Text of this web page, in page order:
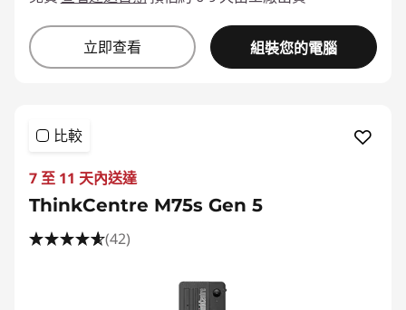
立即查看 組裝您的電腦
比較
7 至 11 天內送達
ThinkCentre M75s Gen 5
(42)